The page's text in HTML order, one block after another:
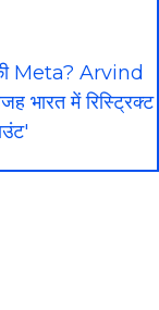
Meta? Arvind
भारत में रिस्ट्रिक्ट